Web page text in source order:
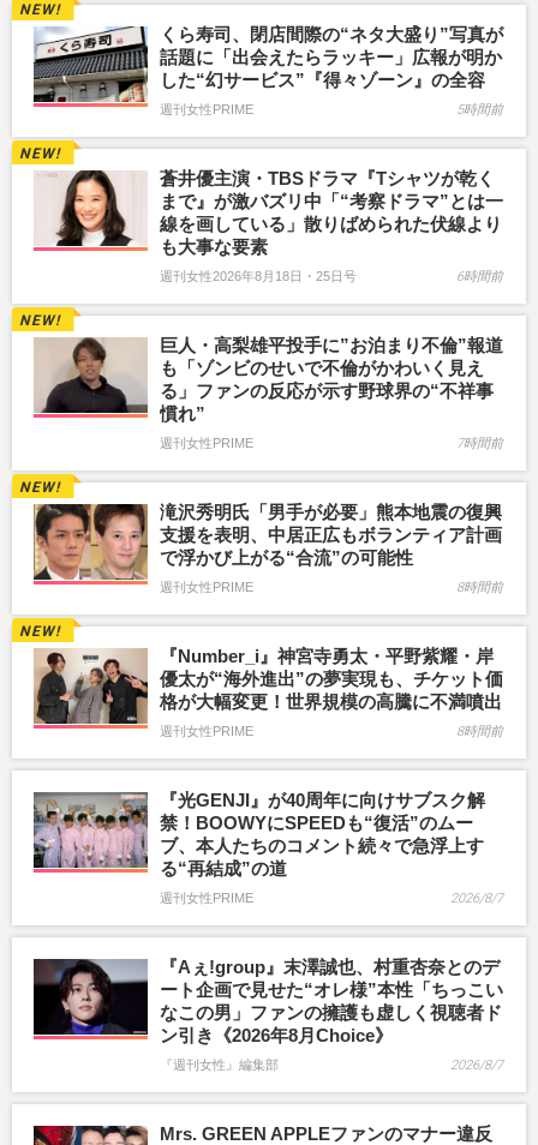
くら寿司、閉店間際の“ネタ大盛り”写真が
話題に「出会えたらラッキー」広報が明か
した“幻サービス”『得々ゾーン』の全容
週刊女性PRIME 5時間前
蒼井優主演・TBSドラマ『Tシャツが乾く
まで』が激バズリ中「“考察ドラマ”とは一
線を画している」散りばめられた伏線より
も大事な要素
週刊女性2026年8月18日・25日号 6時間前
巨人・高梨雄平投手に”お泊まり不倫”報道
も「ゾンビのせいで不倫がかわいく見え
る」ファンの反応が示す野球界の“不祥事
慣れ”
週刊女性PRIME 7時間前
滝沢秀明氏「男手が必要」熊本地震の復興
支援を表明、中居正広もボランティア計画
で浮かび上がる“合流”の可能性
週刊女性PRIME 8時間前
『Number_i』神宮寺勇太・平野紫耀・岸
優太が“海外進出”の夢実現も、チケット価
格が大幅変更！世界規模の高騰に不満噴出
週刊女性PRIME 8時間前
『光GENJI』が40周年に向けサブスク解
禁！BOOWYにSPEEDも“復活”のムー
ブ、本人たちのコメント続々で急浮上す
る“再結成”の道
週刊女性PRIME 2026/8/7
『Aぇ!group』末澤誠也、村重杏奈とのデ
ート企画で見せた“オレ様”本性「ちっこい
なこの男」ファンの擁護も虚しく視聴者ド
ン引き《2026年8月Choice》
『週刊女性』編集部 2026/8/7
Mrs. GREEN APPLEファンのマナー違反